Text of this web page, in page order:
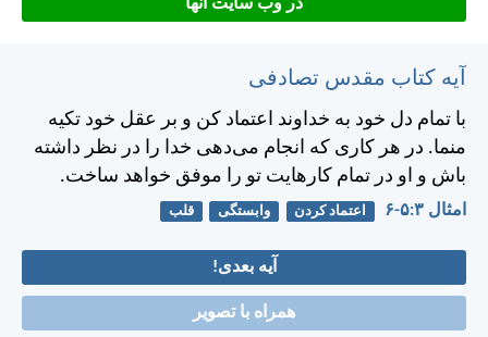
در وب سایت آنها
آیه کتاب مقدس تصادفی
با تمام دل خود به خداوند اعتماد كن و بر عقل خود تكيه
منما. در هر كاری كه انجام می‌دهی خدا را در نظر داشته
باش و او در تمام كارهايت تو را موفق خواهد ساخت.
امثال ۳:‏۵-‏۶ اعتماد کردن وابستگی قلب
آیه بعدی!
همراه با تصویر